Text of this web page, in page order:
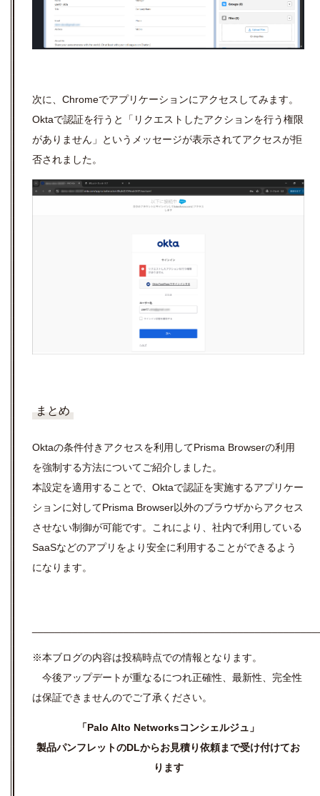
次に、Chromeでアプリケーションにアクセスしてみます。
Oktaで認証を行うと「リクエストしたアクションを行う権限
がありません」というメッセージが表示されてアクセスが拒
否されました。
まとめ
Oktaの条件付きアクセスを利用してPrisma Browserの利用
を強制する方法についてご紹介しました。
本設定を適用することで、Oktaで認証を実施するアプリケー
ションに対してPrisma Browser以外のブラウザからアクセス
させない制御が可能です。これにより、社内で利用している
SaaSなどのアプリをより安全に利用することができるよう
になります。
※本ブログの内容は投稿時点での情報となります。
今後アップデートが重なるにつれ正確性、最新性、完全性
は保証できませんのでご了承ください。
「Palo Alto Networksコンシェルジュ」
製品パンフレットのDLからお見積り依頼まで受け付けてお
ります